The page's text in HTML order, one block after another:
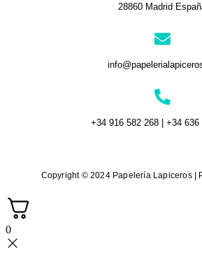
28860 Madrid
+34 916 582 268 | +34 636
Copyright © 2024 Papelería Lapiceros |
0